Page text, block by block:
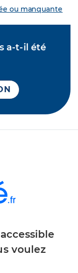
ou manquante
a-t-il été
voulez